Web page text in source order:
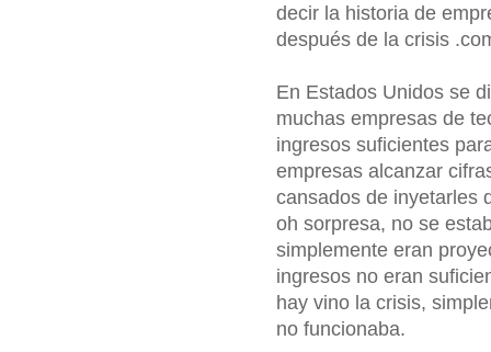
decir la historia de
después de la crisis
En Estados Unidos se
muchas empresas de
ingresos suficientes
empresas alcanzar
cansados de inyetarles
oh sorpresa, no se
simplemente eran
ingresos no eran
hay vino la crisis,
no funcionaba.